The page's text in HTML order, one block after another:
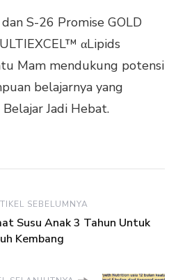
S-26 Promise GOLD
αLipids
Mam mendukung potensi
belajarnya yang
Jadi Hebat.
SEBELUMNYA
Susu Anak 3 Tahun Untuk
Kembang